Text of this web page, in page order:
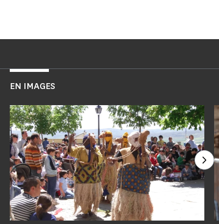
EN IMAGES